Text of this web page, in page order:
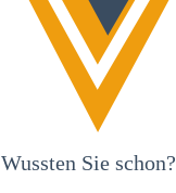
Wussten Sie schon?